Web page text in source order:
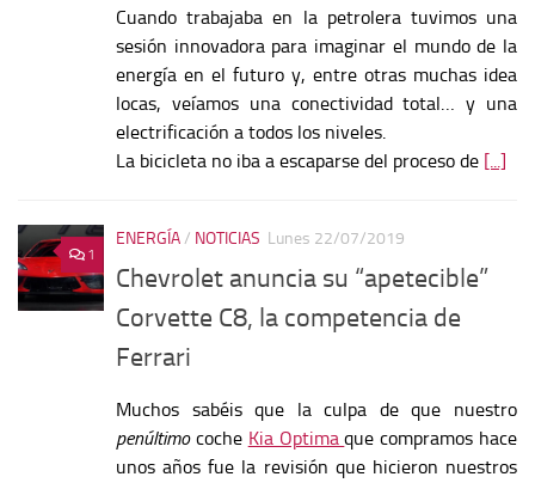
Cuando trabajaba en la petrolera tuvimos una
sesión innovadora para imaginar el mundo de la
energía en el futuro y, entre otras muchas idea
locas, veíamos una conectividad total… y una
electrificación a todos los niveles.
La bicicleta no iba a escaparse del proceso de [...]
1
ENERGÍA/ NOTICIAS Lunes 22/07/2019
Chevrolet anuncia su “apetecible”
Corvette C8, la competencia de
Ferrari
Muchos sabéis que la culpa de que nuestro
penúltimo coche Kia Optimaque compramos hace
unos años fue la revisión que hicieron nuestros